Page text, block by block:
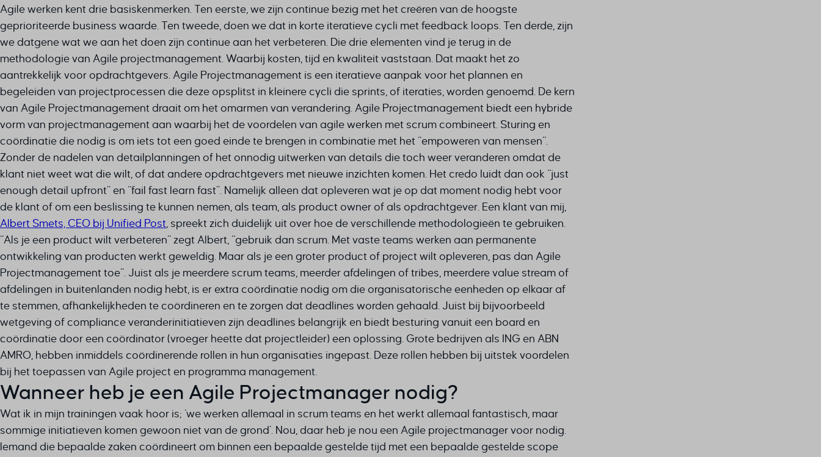
Agile werken kent drie basiskenmerken. Ten eerste, we zijn continue bezig met het creëren van de hoogste
geprioriteerde business waarde. Ten tweede, doen we dat in korte iteratieve cycli met feedback loops. Ten derde, zijn
we datgene wat we aan het doen zijn continue aan het verbeteren. Die drie elementen vind je terug in de
methodologie van Agile projectmanagement. Waarbij kosten, tijd en kwaliteit vaststaan. Dat maakt het zo
aantrekkelijk voor opdrachtgevers. Agile Projectmanagement is een iteratieve aanpak voor het plannen en
begeleiden van projectprocessen die deze opsplitst in kleinere cycli die sprints, of iteraties, worden genoemd. De kern
van Agile Projectmanagement draait om het omarmen van verandering. Agile Projectmanagement biedt een hybride
vorm van projectmanagement aan waarbij het de voordelen van agile werken met scrum combineert. Sturing en
coördinatie die nodig is om iets tot een goed einde te brengen in combinatie met het “empoweren van mensen”.
Zonder de nadelen van detailplanningen of het onnodig uitwerken van details die toch weer veranderen omdat de
klant niet weet wat die wilt, of dat andere opdrachtgevers met nieuwe inzichten komen. Het credo luidt dan ook “just
enough detail upfront” en “fail fast learn fast”. Namelijk alleen dat opleveren wat je op dat moment nodig hebt voor
de klant of om een beslissing te kunnen nemen, als team, als product owner of als opdrachtgever. Een klant van mij,
Albert Smets, CEO bij Unified Post, spreekt zich duidelijk uit over hoe de verschillende methodologieën te gebruiken.
“Als je een product wilt verbeteren” zegt Albert, “gebruik dan scrum. Met vaste teams werken aan permanente
ontwikkeling van producten werkt geweldig. Maar als je een groter product of project wilt opleveren, pas dan Agile
Projectmanagement toe”. Juist als je meerdere scrum teams, meerder afdelingen of tribes, meerdere value stream of
afdelingen in buitenlanden nodig hebt, is er extra coördinatie nodig om die organisatorische eenheden op elkaar af
te stemmen, afhankelijkheden te coördineren en te zorgen dat deadlines worden gehaald. Juist bij bijvoorbeeld
wetgeving of compliance veranderinitiatieven zijn deadlines belangrijk en biedt besturing vanuit een board en
coördinatie door een coördinator (vroeger heette dat projectleider) een oplossing. Grote bedrijven als ING en ABN
AMRO, hebben inmiddels coördinerende rollen in hun organisaties ingepast. Deze rollen hebben bij uitstek voordelen
bij het toepassen van Agile project en programma management.
Wanneer heb je een Agile Projectmanager nodig?
Wat ik in mijn trainingen vaak hoor is; ‘we werken allemaal in scrum teams en het werkt allemaal fantastisch, maar
sommige initiatieven komen gewoon niet van de grond’. Nou, daar heb je nou een Agile projectmanager voor nodig.
Iemand die bepaalde zaken coördineert om binnen een bepaalde gestelde tijd met een bepaalde gestelde scope